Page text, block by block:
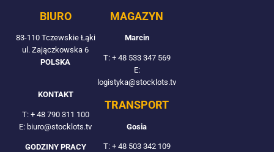
BIURO
83-110 Tczewskie Łąki
ul. Zajączkowska 6
POLSKA
KONTAKT
T: + 48 790 311 100
E: biuro@stocklots.tv
GODZINY PRACY
MAGAZYN
Marcin
T: + 48 533 347 569
E:
logistyka@stocklots.tv
TRANSPORT
Gosia
T: + 48 503 342 109